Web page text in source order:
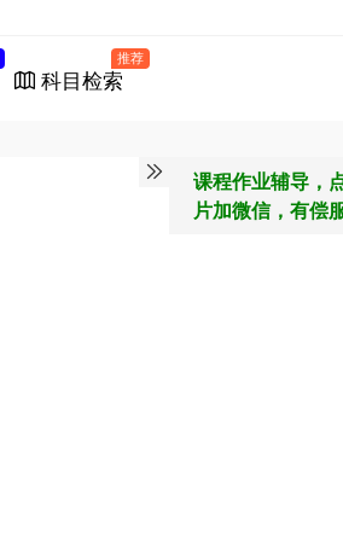
科目检索
推荐
课程作业辅导，
片加微信，有偿